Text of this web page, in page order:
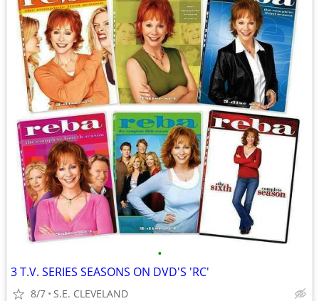
•
3 T.V. SERIES SEASONS ON DVD'S 'RC'
8/7 S.E. CLEVELAND